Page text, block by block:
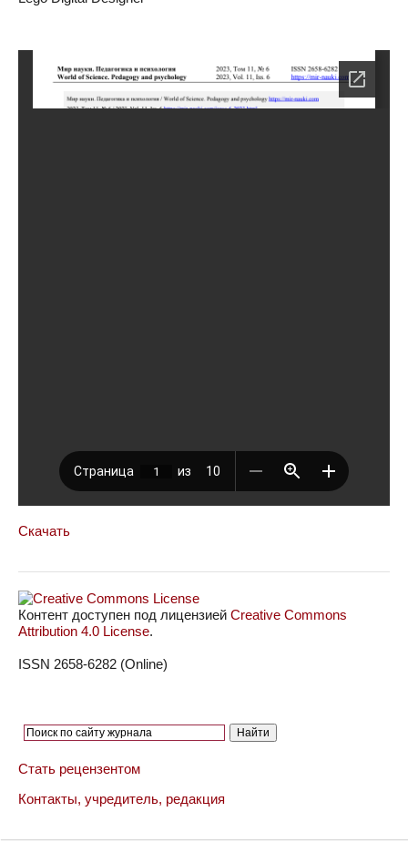
Скачать
Контент доступен под лицензией Creative Commons
Attribution 4.0 License.
ISSN 2658-6282 (Online)
Стать рецензентом
Контакты, учредитель, редакция